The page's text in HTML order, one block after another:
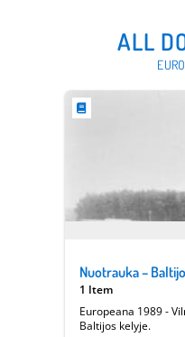
ALL
Nuotrauka –
1 Item
Europeana 1989 -
Baltijos kelyje.